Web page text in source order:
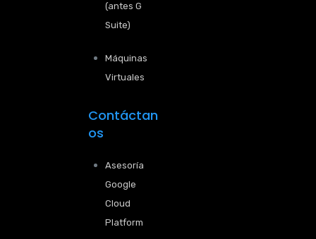
(antes G
Suite)
Máquinas
Virtuales
Contáctan
os
Asesoría
Google
Cloud
Platform